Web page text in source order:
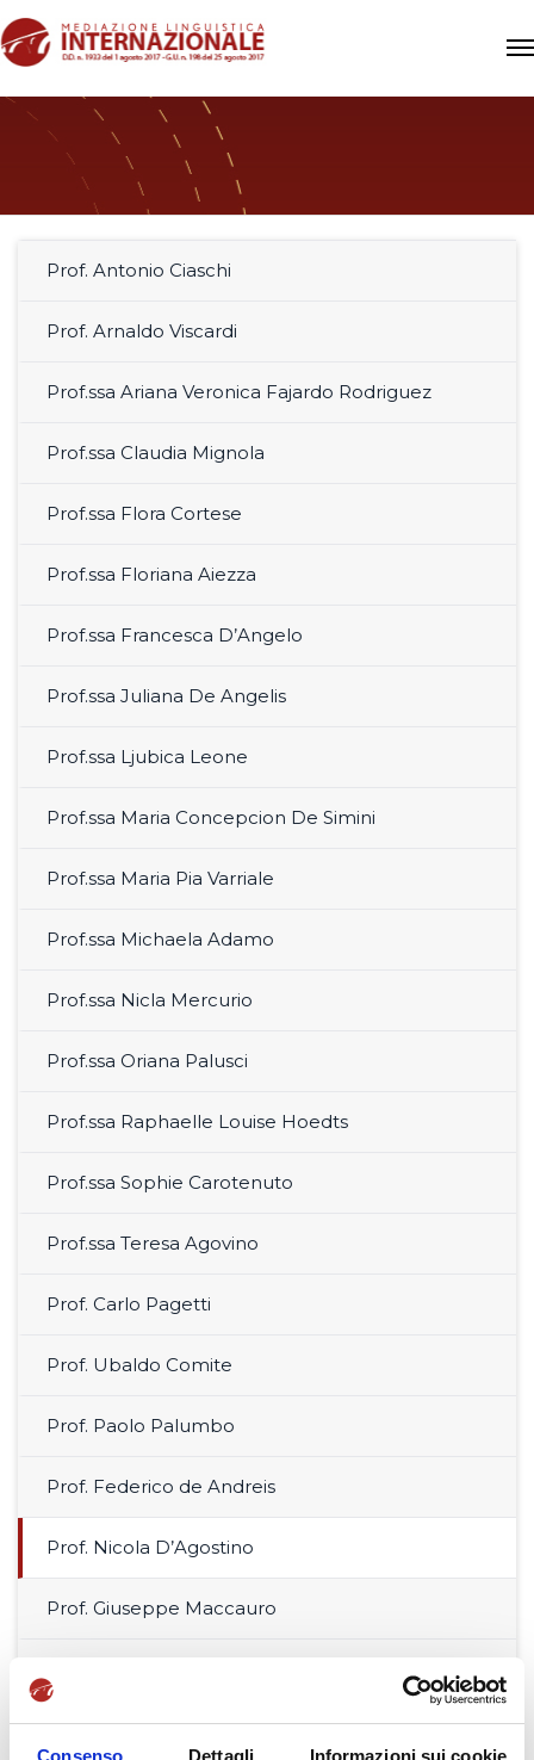
Consenso Dettagli Informazioni sui cookie
Prof. Antonio Ciaschi
Prof. Arnaldo Viscardi
Prof.ssa Ariana Veronica Fajardo Rodriguez
Prof.ssa Claudia Mignola
Prof.ssa Flora Cortese
Prof.ssa Floriana Aiezza
Prof.ssa Francesca D’Angelo
Prof.ssa Juliana De Angelis
Prof.ssa Ljubica Leone
Prof.ssa Maria Concepcion De Simini
Prof.ssa Maria Pia Varriale
Prof.ssa Michaela Adamo
Prof.ssa Nicla Mercurio
Prof.ssa Oriana Palusci
Prof.ssa Raphaelle Louise Hoedts
Prof.ssa Sophie Carotenuto
Prof.ssa Teresa Agovino
Prof. Carlo Pagetti
Prof. Ubaldo Comite
Prof. Paolo Palumbo
Prof. Federico de Andreis
Prof. Nicola D’Agostino
Prof. Giuseppe Maccauro